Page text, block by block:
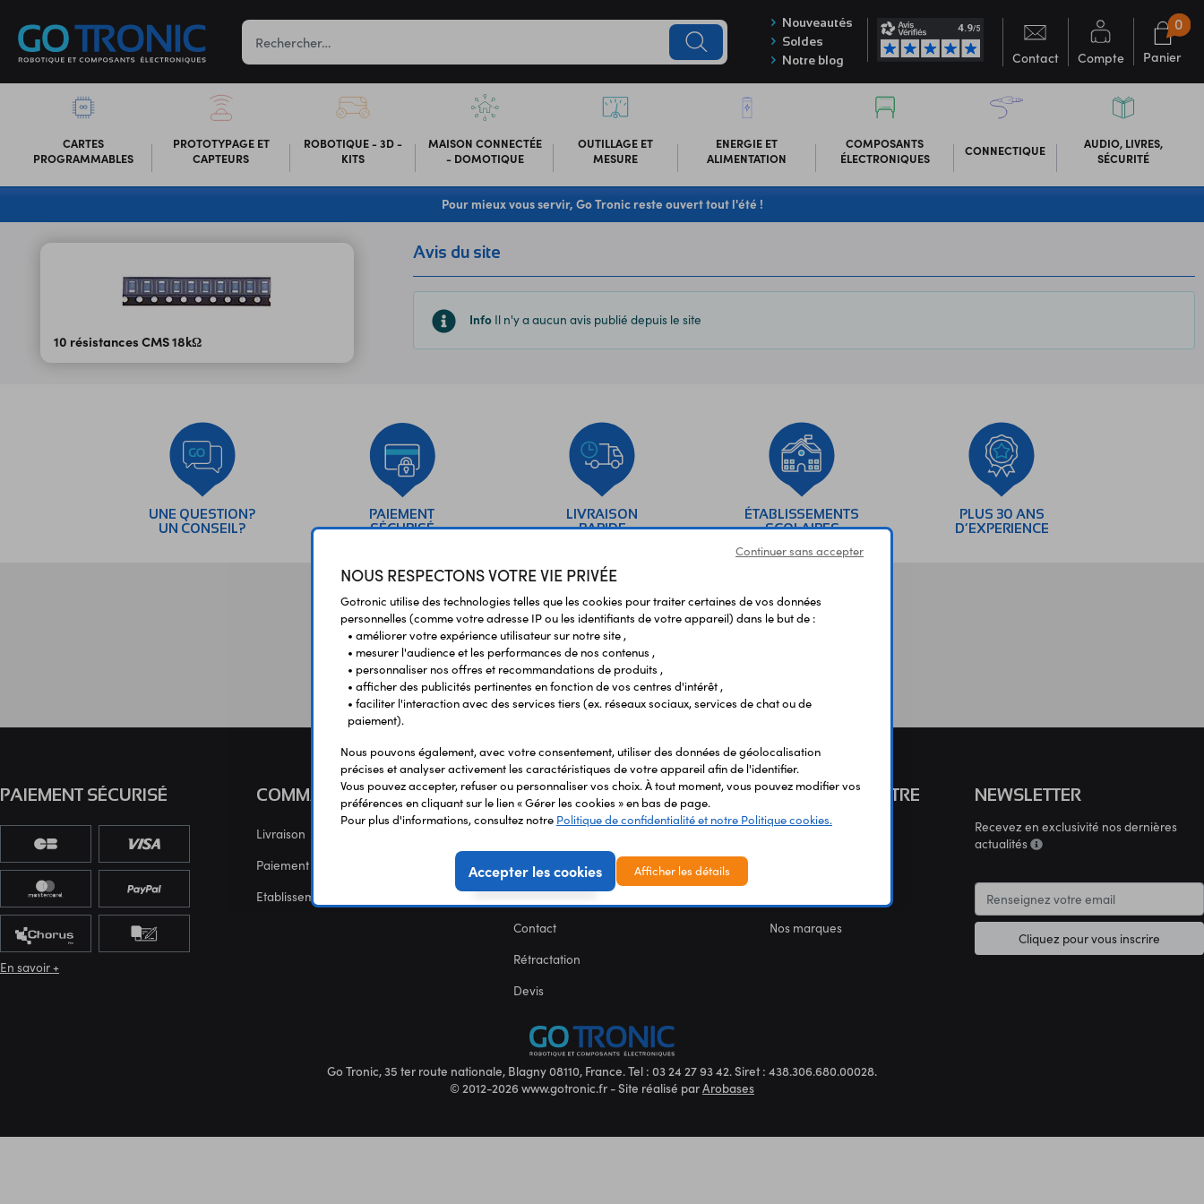
Nouveautés
Soldes
Notre blog
Contact Compte Panier
0
CARTES
PROGRAMMABLES
PROTOTYPAGE ET
CAPTEURS
ROBOTIQUE - 3D -
KITS
MAISON CONNECTÉE
- DOMOTIQUE
OUTILLAGE ET
MESURE
ENERGIE ET
ALIMENTATION
COMPOSANTS
ÉLECTRONIQUES
CONNECTIQUE
AUDIO, LIVRES,
SÉCURITÉ
Pour mieux vous servir, Go Tronic reste ouvert tout l'été !
10 résistances CMS 18kΩ
Avis du site
Info Il n'y a aucun avis publié depuis le site
UNE QUESTION?
UN CONSEIL?
PAIEMENT
SÉCURISÉ
LIVRAISON
RAPIDE
ÉTABLISSEMENTS
SCOLAIRES
PLUS 30 ANS
D’EXPERIENCE
Vos aviset témoignages
COMMANDE
Livraison
Paiement sécurisé
Etablissements scolaires
SERVICES
Mentions légales
FAQs
Contact
Rétractation
Devis
NOUS CONNAÎTRE
Nos marques
NEWSLETTER
Recevez en exclusivité nos dernières
actualités
Cliquez pour vous inscrire
PAIEMENT SÉCURISÉ
En savoir +
Go Tronic, 35 ter route nationale, Blagny 08110, France. Tel : 03 24 27 93 42. Siret : 438.306.680.00028.
© 2012-2026 www.gotronic.fr - Site réalisé parArobases
Continuer sans accepter
NOUS RESPECTONS VOTRE VIE PRIVÉE
Gotronic utilise des technologies telles que les cookies pour traiter certaines de vos données
personnelles (comme votre adresse IP ou les identifiants de votre appareil) dans le but de :
• améliorer votre expérience utilisateur sur notre site ,
• mesurer l'audience et les performances de nos contenus ,
• personnaliser nos offres et recommandations de produits ,
• afficher des publicités pertinentes en fonction de vos centres d'intérêt ,
• faciliter l'interaction avec des services tiers (ex. réseaux sociaux, services de chat ou de
paiement).
Nous pouvons également, avec votre consentement, utiliser des données de géolocalisation
précises et analyser activement les caractéristiques de votre appareil afin de l'identifier.
Vous pouvez accepter, refuser ou personnaliser vos choix. À tout moment, vous pouvez modifier vos
préférences en cliquant sur le lien « Gérer les cookies » en bas de page.
Pour plus d'informations, consultez notre Politique de confidentialité et notre Politique cookies.
Accepter les cookies Afficher les détails